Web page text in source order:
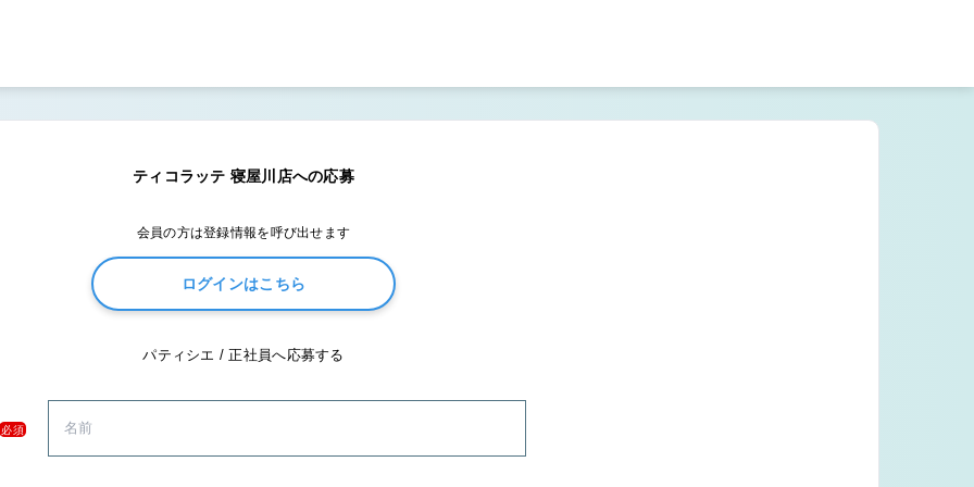
ティコラッテ 寝屋川店への応募
会員の方は登録情報を呼び出せます
ログインはこちら
パティシエ / 正社員へ応募する
必須